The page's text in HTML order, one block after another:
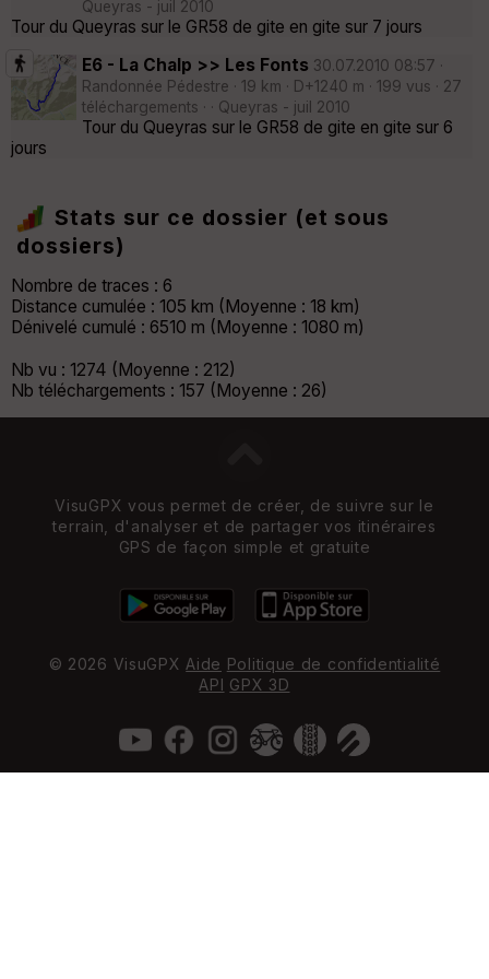
Queyras - juil 2010
Tour du Queyras sur le GR58 de gite en gite sur 7 jours
E6 - La Chalp >> Les Fonts 30.07.2010 08:57 ·
Randonnée Pédestre · 19 km · D+1240 m · 199 vus · 27
téléchargements · · Queyras - juil 2010
Tour du Queyras sur le GR58 de gite en gite sur 6
jours
Stats sur ce dossier (et sous
dossiers)
Nombre de traces : 6
Distance cumulée : 105 km (Moyenne : 18 km)
Dénivelé cumulé : 6510 m (Moyenne : 1080 m)
Nb vu : 1274 (Moyenne : 212)
Nb téléchargements : 157 (Moyenne : 26)
VisuGPX vous permet de créer, de suivre sur le
terrain, d'analyser et de partager vos itinéraires
GPS de façon simple et gratuite
© 2026 VisuGPX Aide Politique de confidentialité
API GPX 3D